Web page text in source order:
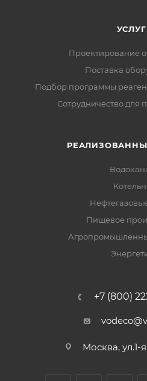
Проектирование
Поставка
Подбор программы
Сотрудничество для
Пищевое
+7 (800)
Москва, ул.1-